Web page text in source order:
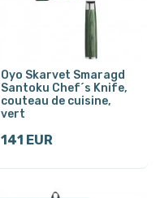
Oyo Skarvet Smaragd
Santoku Chef´s Knife,
couteau de cuisine,
vert
141 EUR